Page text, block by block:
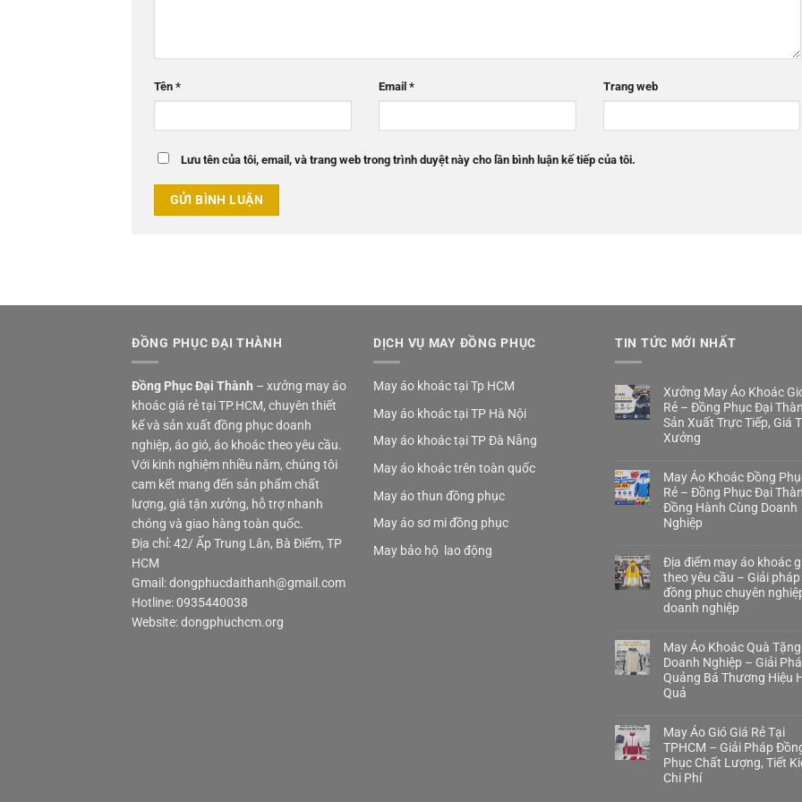
Tên * Email * Trang web
Lưu tên của tôi, email, và trang web trong trình duyệt này cho lần bình luận kế tiếp của tôi.
ĐỒNG PHỤC ĐẠI THÀNH
Đồng Phục Đại Thành – xưởng may áo
khoác giá rẻ tại TP.HCM, chuyên thiết
kế và sản xuất đồng phục doanh
nghiệp, áo gió, áo khoác theo yêu cầu.
Với kinh nghiệm nhiều năm, chúng tôi
cam kết mang đến sản phẩm chất
lượng, giá tận xưởng, hỗ trợ nhanh
chóng và giao hàng toàn quốc.
Địa chỉ: 42/ Ấp Trung Lân, Bà Điểm, TP
HCM
Gmail: dongphucdaithanh@gmail.com
Hotline: 0935440038
Website: dongphuchcm.org
DỊCH VỤ MAY ĐỒNG PHỤC
May áo khoác tại Tp HCM
May áo khoác tại TP Hà Nội
May áo khoác tại TP Đà Nẵng
May áo khoác trên toàn quốc
May áo thun đồng phục
May áo sơ mi đồng phục
May bảo hộ lao động
TIN TỨC MỚI NHẤT
Xưởng May Áo Khoác
Rẻ – Đồng Phục Đại
Sản Xuất Trực Tiếp, Giá
Xưởng
May Áo Khoác Đồng
Rẻ – Đồng Phục Đại
Đồng Hành Cùng Doanh
Nghiệp
Địa điểm may áo khoác
theo yêu cầu – Giải pháp
đồng phục chuyên
doanh nghiệp
May Áo Khoác Quà Tặng
Doanh Nghiệp – Giải
Quảng Bá Thương Hiệu
Quả
May Áo Gió Giá Rẻ Tại
TPHCM – Giải Pháp
Phục Chất Lượng, Tiết
Chi Phí